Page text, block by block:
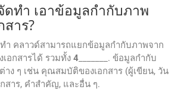
ดทํา เอาข้อมูลกํากับภาพ
สาร?
า คลาวด์สามารถแยกข้อมูลกํากับภาพจาก
อกสารได้ รวมทั้ง 4 _______. ข้อมูลกํากับ
ง ๆ เช่น คุณสมบัติของเอกสาร (ผู้เขียน, วัน
กสาร, คําสําคัญ, และอื่น ๆ.